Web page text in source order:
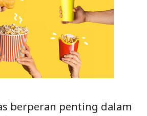
berperan penting dalam